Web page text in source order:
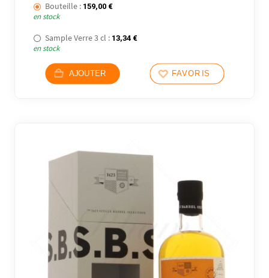
Bouteille : 159,00 €
en stock
Sample Verre 3 cl : 13,34 €
en stock
AJOUTER FAVORIS